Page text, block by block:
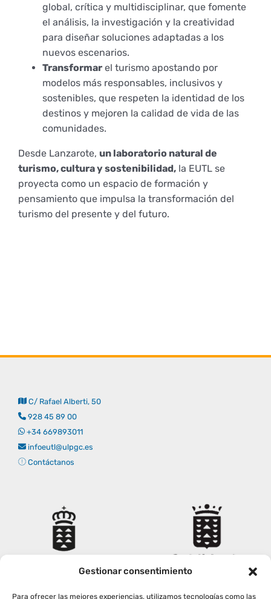
Gestionar consentimiento
Para ofrecer las mejores experiencias, utilizamos tecnologías como las
global, crítica y multidisciplinar, que fomente
el análisis, la investigación y la creatividad
para diseñar soluciones adaptadas a los
nuevos escenarios.
Transformar el turismo apostando por
modelos más responsables, inclusivos y
sostenibles, que respeten la identidad de los
destinos y mejoren la calidad de vida de las
comunidades.
Desde Lanzarote, un laboratorio natural de
turismo, cultura y sostenibilidad, la EUTL se
proyecta como un espacio de formación y
pensamiento que impulsa la transformación del
turismo del presente y del futuro.
C/ Rafael Alberti, 50
928 45 89 00
+34 669893011
infoeutl@ulpgc.es
Contáctanos